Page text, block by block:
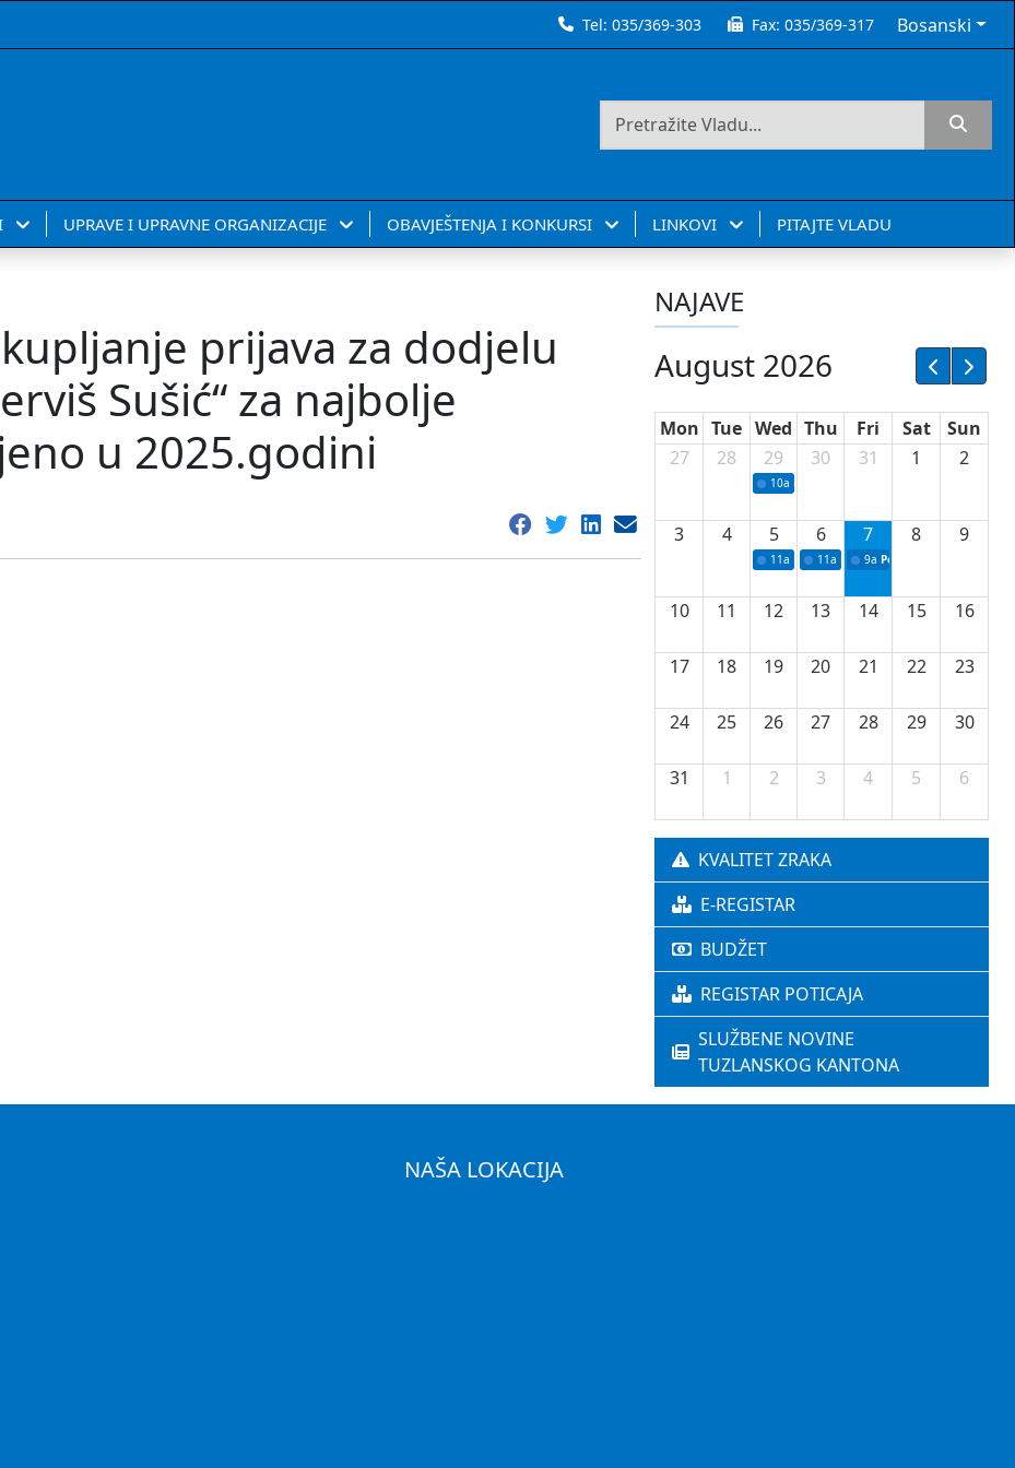
Tel:035/369-303 Fax:035/369-317 Bosanski
UPRAVE I UPRAVNE ORGANIZACIJE OBAVJEŠTENJA I KONKURSI LINKOVI PITAJTE VLADU
prijava za dodjelu
Sušić“ za najbolje
u 2025.godini
NAJAVE
August 2026
Mon Tue Wed Thu Fri Sat
Sun
27
28 29
10a Potpisivanje ugovora sa neprofitnim
30 31 1 2
3 4 5
11a Potpisivanje ugovora o stipendijama
6
11a Podrška razvoju vodne
7
9a Početak izgradnje nove
8 9
10 11 12 13 14 15 16
17 18 19 20 21 22 23
24 25 26 27 28 29 30
31 1 2 3 4 5 6
KVALITET ZRAKA
E-REGISTAR
BUDŽET
REGISTAR POTICAJA
SLUŽBENE NOVINE
TUZLANSKOG KANTONA
NAŠA LOKACIJA